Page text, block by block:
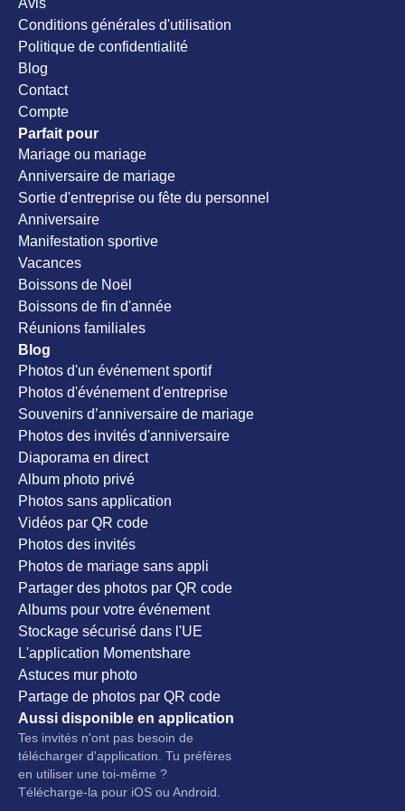
Avis
Conditions générales d'utilisation
Politique de confidentialité
Blog
Contact
Compte
Parfait pour
Mariage ou mariage
Anniversaire de mariage
Sortie d'entreprise ou fête du personnel
Anniversaire
Manifestation sportive
Vacances
Boissons de Noël
Boissons de fin d'année
Réunions familiales
Blog
Photos d'un événement sportif
Photos d'événement d'entreprise
Souvenirs d’anniversaire de mariage
Photos des invités d'anniversaire
Diaporama en direct
Album photo privé
Photos sans application
Vidéos par QR code
Photos des invités
Photos de mariage sans appli
Partager des photos par QR code
Albums pour votre événement
Stockage sécurisé dans l'UE
L'application Momentshare
Astuces mur photo
Partage de photos par QR code
Aussi disponible en application
Tes invités n'ont pas besoin de
télécharger d'application. Tu préfères
en utiliser une toi-même ?
Télécharge-la pour iOS ou Android.